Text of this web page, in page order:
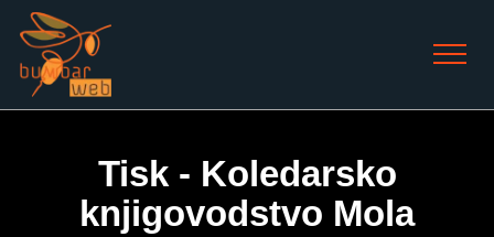
Tisk - Koledarsko
knjigovodstvo Mola